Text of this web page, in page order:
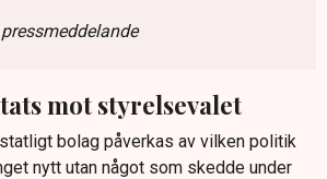
mot styrelsevalet
bolag påverkas av vilken politik
nytt utan något som skedde under